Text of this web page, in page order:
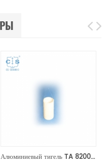
Алюминиевый тигель TA 820055.001 для TGA HP150